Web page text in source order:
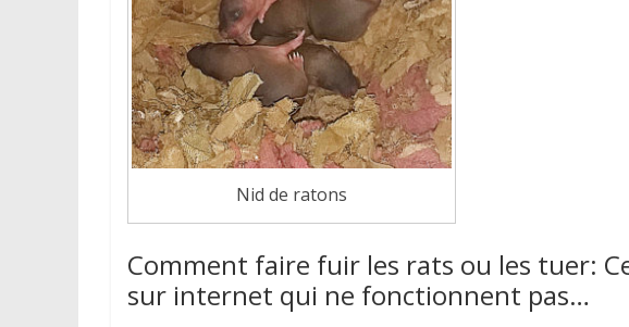
Nid de ratons
Comment faire fuir les rats ou les tuer:
sur internet qui ne fonctionnent pas…